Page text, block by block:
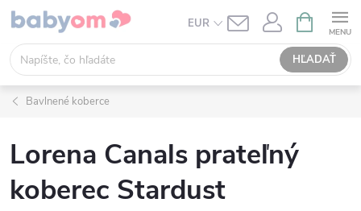
Prejsť
obsah
EUR
HĽADAŤ
KOŠÍK
Bavlnené koberce
Lorena Canals prateľný
koberec Stardust